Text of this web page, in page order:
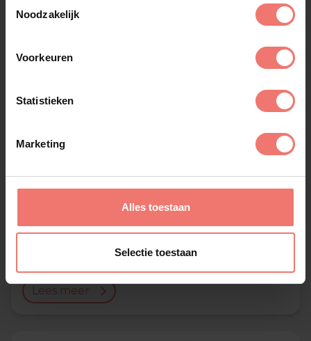
Noodzakelijk
Voorkeuren
Statistieken
Marketing
Alles toestaan
Selectie toestaan
Lees meer